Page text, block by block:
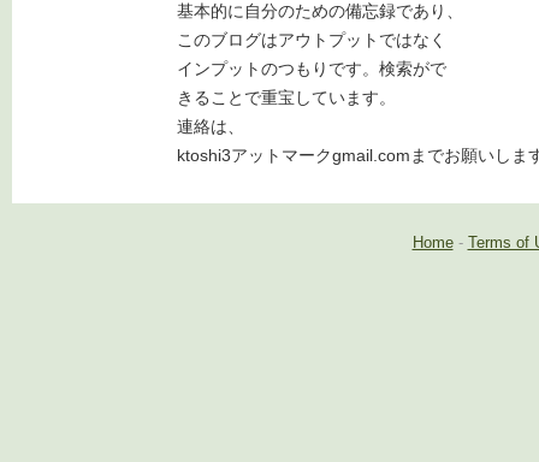
基本的に自分のための備忘録であり、
このブログはアウトプットではなく
インプットのつもりです。検索がで
きることで重宝しています。
連絡は、
ktoshi3アットマークgmail.comまでお願いしま
Home- Terms of